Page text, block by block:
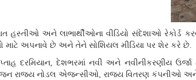
હસ્તીઓ અને લાભાર્થીઓના વીડિયો સંદેશાઓ રેકોર્ડ
માટે અપનાવે છે અને તેને સોશિયલ મીડિયા પર શેર કરે છે.
દરમિયાન,દેશભરમાં નવી અને નવીનીકરણીય
રાજ્ય નોડલ એજન્સીઓ, રાજ્ય વિતરણ કંપનીઓ અને